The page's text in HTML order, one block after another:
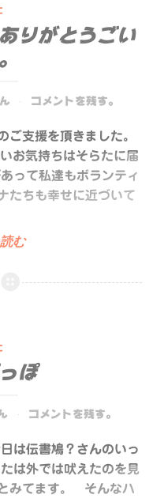
りがとうごい
コメントを残す。
ご支援を頂きました。
お気持ちはそらたに届
って私達もボランティ
たちも幸せに近づいて
む
ぽ
コメントを残す。
は伝書鳩？さんのいっ
は外では吠えたのを見
みてます。 そんなハ